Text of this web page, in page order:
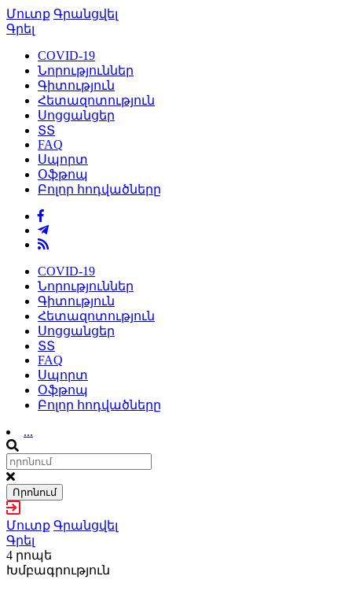
Մուտք Գրանցվել
Գրել
COVID-19
Նորություններ
Գիտություն
Հետազոտություն
Սոցցանցեր
ՏՏ
FAQ
Սպորտ
Օֆթոպ
Բոլոր հոդվածները
COVID-19
Նորություններ
Գիտություն
Հետազոտություն
Սոցցանցեր
ՏՏ
FAQ
Սպորտ
Օֆթոպ
Բոլոր հոդվածները
...
Որոնում
Մուտք Գրանցվել
Գրել
4 րոպե
Խմբագրություն